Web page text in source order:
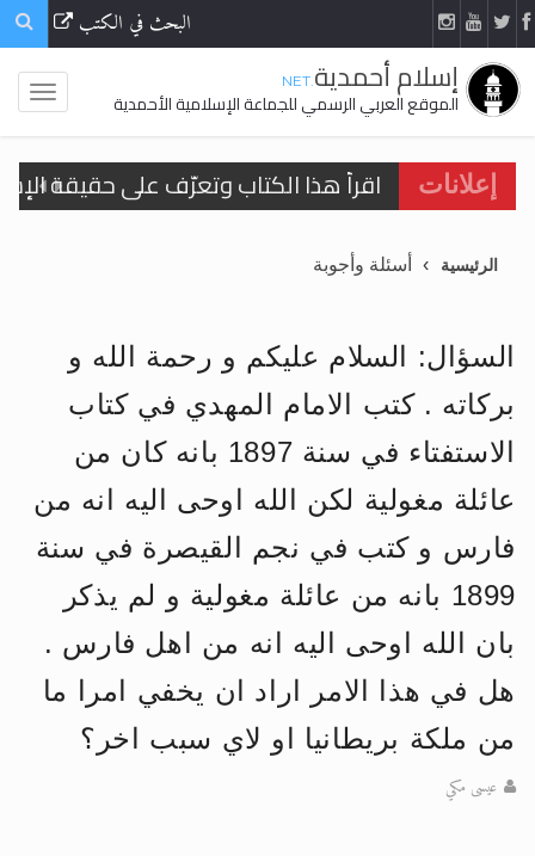
البحث في الكتب
إسلام أحمدية.NET
الموقع العربي الرسمي للجماعة الإسلامية الأحمدية
إعلانات
اقرأ هذا المقال في أهمية عيد
اقرأ هذا المقال في أهمية عيد
الحجّ.. دلالات، حِكم، وأهداف >> المزيد
تعميم هامّ لأفراد الجماعة >> المزيد
تعميم هامّ لأفراد الجماعة >> المزيد
اقرأ هذا الكتاب وتعرّف على حقيقة
الرئيسية أسئلة وأجوبة
السؤال: السلام عليكم و رحمة الله و
بركاته . كتب الامام المهدي في كتاب
الاستفتاء في سنة 1897 بانه كان من
عائلة مغولية لكن الله اوحى اليه انه من
فارس و كتب في نجم القيصرة في سنة
1899 بانه من عائلة مغولية و لم يذكر
بان الله اوحى اليه انه من اهل فارس .
هل في هذا الامر اراد ان يخفي امرا ما
من ملكة بريطانيا او لاي سبب اخر؟
عيسى مكي